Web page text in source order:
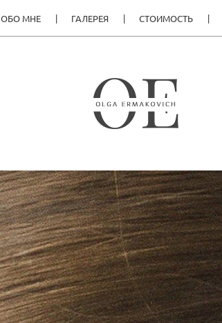
ОБО МНЕ ГАЛЕРЕЯ СТОИМОСТЬ